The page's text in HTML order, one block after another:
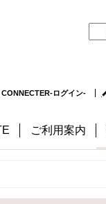
CONNECTER-ログイン-
ご利用案内